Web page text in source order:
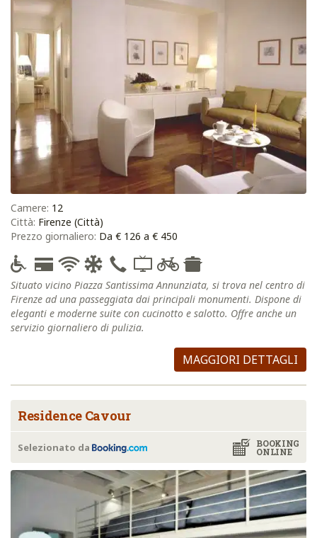
Camere: 12
Città: Firenze (Città)
Prezzo giornaliero: Da € 126 a € 450
Situato vicino Piazza Santissima Annunziata, si trova nel centro di
Firenze ad una passeggiata dai principali monumenti. Dispone di
eleganti e moderne suite con cucinotto e salotto. Offre anche un
servizio giornaliero di pulizia.
MAGGIORI DETTAGLI
Residence Cavour
BOOKING
ONLINE
Selezionato da